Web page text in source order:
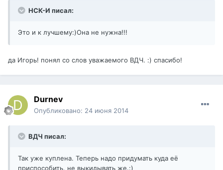
НСК-И писал:
Это и к лучшему:)Она не нужна!!!
да Игорь! понял со слов уважаемого ВДЧ. :) спасибо!
Durnev
Опубликовано: 24 июня 2014
ВДЧ писал:
Так уже куплена. Теперь надо придумать куда её
приспособить, не выкидывать же.:)